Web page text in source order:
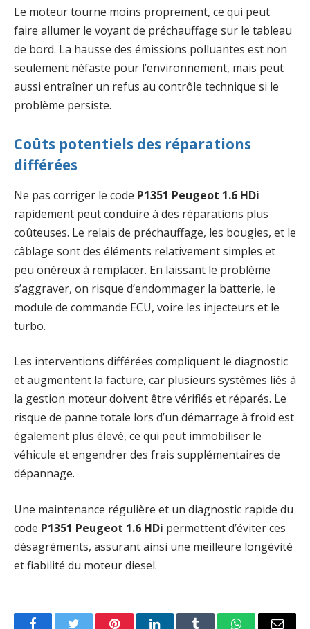
Le moteur tourne moins proprement, ce qui peut
faire allumer le voyant de préchauffage sur le tableau
de bord. La hausse des émissions polluantes est non
seulement néfaste pour l’environnement, mais peut
aussi entraîner un refus au contrôle technique si le
problème persiste.
Coûts potentiels des réparations
différées
Ne pas corriger le code P1351 Peugeot 1.6 HDi
rapidement peut conduire à des réparations plus
coûteuses. Le relais de préchauffage, les bougies, et le
câblage sont des éléments relativement simples et
peu onéreux à remplacer. En laissant le problème
s’aggraver, on risque d’endommager la batterie, le
module de commande ECU, voire les injecteurs et le
turbo.
Les interventions différées compliquent le diagnostic
et augmentent la facture, car plusieurs systèmes liés à
la gestion moteur doivent être vérifiés et réparés. Le
risque de panne totale lors d’un démarrage à froid est
également plus élevé, ce qui peut immobiliser le
véhicule et engendrer des frais supplémentaires de
dépannage.
Une maintenance régulière et un diagnostic rapide du
code P1351 Peugeot 1.6 HDi permettent d’éviter ces
désagréments, assurant ainsi une meilleure longévité
et fiabilité du moteur diesel.